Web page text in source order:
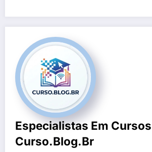
Especialistas Em Cursos |
Curso.blog.br